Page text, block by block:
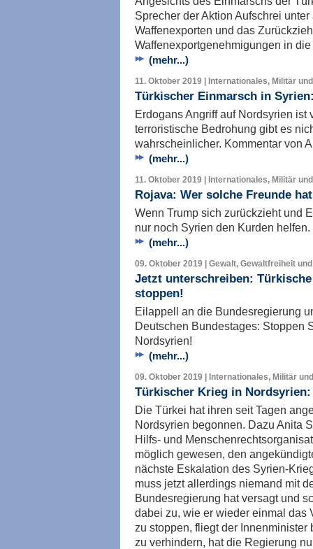
Sprecher der Aktion Aufschrei
Waffenexporten und das
Waffenexportgenehmigungen in
(mehr...)
11. Oktober 2019 | Internationales, Militär
Türkischer Einmarsch in
Erdogans Angriff auf Nordsyrien ist
terroristische Bedrohung gibt es
wahrscheinlicher. Kommentar von
(mehr...)
11. Oktober 2019 | Internationales, Militär
Rojava: Wer solche Freunde hat
Wenn Trump sich zurückzieht und
nur noch Syrien den Kurden
(mehr...)
09. Oktober 2019 | Gewalt, Gewaltfreiheit
Jetzt unterschreiben:
stoppen!
Eilappell an die Bundesregierung
Deutschen Bundestages: Stoppen
Nordsyrien!
(mehr...)
09. Oktober 2019 | Internationales, Militär
Türkischer Krieg in
Die Türkei hat ihren seit Tagen
Nordsyrien begonnen. Dazu Anita
Hilfs- und
möglich gewesen, den
nächste Eskalation des Syrien-
muss jetzt allerdings niemand mit
Bundesregierung hat versagt und
dabei zu, wie er wieder einmal das
zu stoppen, fliegt der
zu verhindern, hat die Regierung